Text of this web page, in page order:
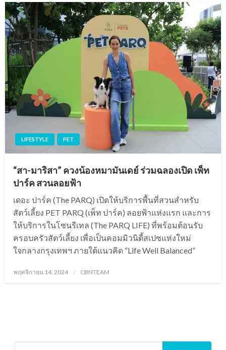
LIFESTYLE PET
“สา-มาริสา” ควงน้องหมามันเดย์ ร่วมฉลองเปิด เพ็ท
ปาร์ค สวนลอยฟ้า
เดอะ ปาร์ค (The PARQ) เปิดให้บริการพื้นที่สวนสำหรับ
สัตว์เลี้ยง PET PARQ (เพ็ท ปาร์ค) ลอยฟ้าแห่งแรก และการ
ให้บริการในโซนรีเทล (The PARQ LIFE) ที่พร้อมต้อนรับ
ครอบครัวสัตว์เลี้ยง เพื่อเป็นคอมมิวนิตี้สเปซแห่งใหม่
ใจกลางกรุงเทพฯ ภายใต้แนวคิด “Life Well Balanced”
Posted
พฤศจิกายน 14, 2024 CBNTEAM